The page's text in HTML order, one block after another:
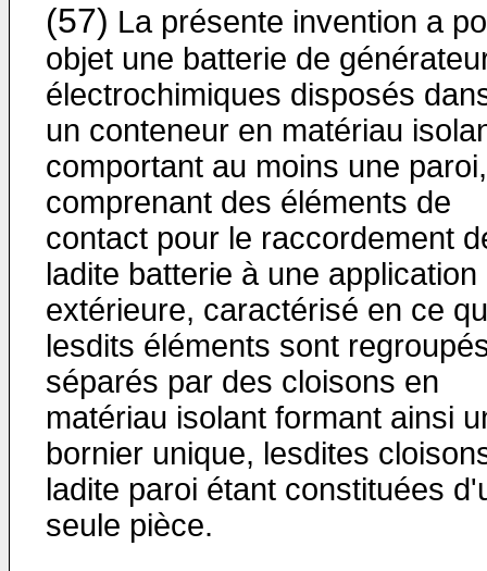
(57) La présente invention a
objet une batterie de
électrochimiques disposés
un conteneur en matériau
comportant au moins une paroi,
comprenant des éléments de
contact pour le raccordement
ladite batterie à une application
extérieure, caractérisé en ce
lesdits éléments sont
séparés par des cloisons en
matériau isolant formant ainsi
bornier unique, lesdites
ladite paroi étant constituées
seule pièce.